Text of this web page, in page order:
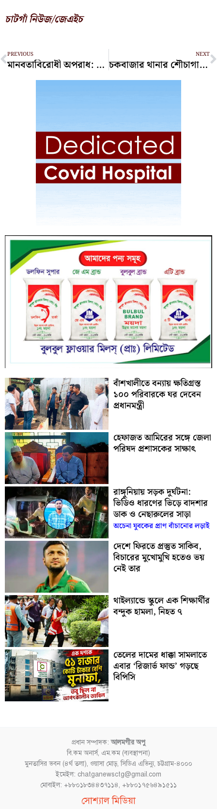
চাটগাঁ নিউজ/জেএইচ
Prev
PREVIOUS
মানবতাবিরোধী অপরাধ: ট্রাইব্যুনালে ১৩ সেনা কর্মকর্তাকে হাজির
NEXT
চকবাজার থানার শৌচাগার থেকে এসআইয়ের ঝুলন্ত মরদেহ উদ্ধার
বাঁশখালীতে বন্যায় ক্ষতিগ্রস্ত
১০০ পরিবারকে ঘর দেবেন
প্রধানমন্ত্রী
হেফাজত আমিরের সঙ্গে জেলা
পরিষদ প্রশাসকের সাক্ষাৎ
রাঙ্গুনিয়ায় সড়ক দুর্ঘটনা:
ভিডিও ধারণের ভিড়ে বাদশার
ডাক ও নেছারুলের সাড়া
অচেনা যুবকের প্রাণ বাঁচানোর লড়াই
দেশে ফিরতে প্রস্তুত সাকিব,
বিচারের মুখোমুখি হতেও ভয়
নেই তার
থাইল্যান্ডে স্কুলে এক শিক্ষার্থীর
বন্দুক হামলা, নিহত ৭
তেলের দামের ধাক্কা সামলাতে
এবার ‘রিজার্ভ ফান্ড’ গড়ছে
বিপিসি
প্রধান সম্পাদক:আলমগীর অপু
বি.কম অনার্স, এম.কম (ব্যবস্থাপনা)
মুনতাসির ভবন (৪র্থ তলা), ওয়াসা মোড়, সিডিএ এভিন্যু, চট্টগ্রাম-৪০০০
ইমেইল: chatganewsctg@gmail.com
মোবাইল: +৮৮০১৮৩৪৪৩৭১১৪, +৮৮০১৭৫৬৪৯১৫১১
সোশ্যাল মিডিয়া
Facebook
YouTube
Instagram
TikTok